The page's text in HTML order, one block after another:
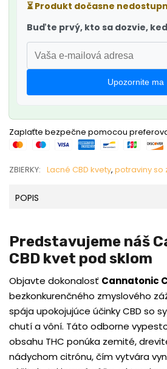
⏳Produkt dočasne
Buďte prvý, kto sa dozvie,
Upozornite ma
Zaplaťte bezpečne pomocou
ZBIERKY: Lacné CBD kvety, potraviny so
POPIS
Predstavujeme náš
CBD kvet pod sklom
Objavte dokonalosť Cannatonic
bezkonkurenčného zmyslového
spája upokojujúce účinky CBD so
chutí a vôní. Táto odborne
obsahu THC ponúka zemité,
nádychom citrónu, čím vytvára